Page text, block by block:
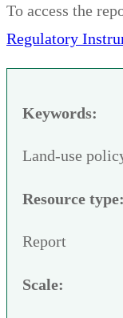
To access the
Regulatory
Keywords:
Land-use
Resource type:
Report
Scale: